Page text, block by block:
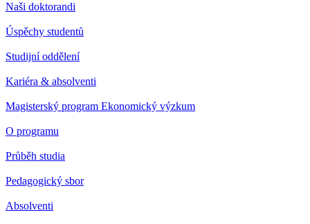
Naši doktorandi
Úspěchy studentů
Studijní oddělení
Kariéra & absolventi
Magisterský program Ekonomický výzkum
O programu
Průběh studia
Pedagogický sbor
Absolventi